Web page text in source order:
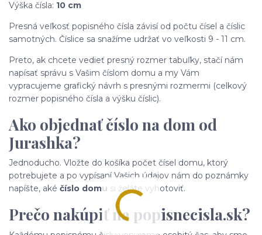
Výška čísla: 10 cm
Presná veľkosť popisného čísla závisí od počtu čísel a číslic
samotných. Číslice sa snažíme udržať vo veľkosti 9 - 11 cm.
Preto, ak chcete vedieť presný rozmer tabuľky, stačí nám
napísať správu s Vašim číslom domu a my Vám
vypracujeme grafický návrh s presnými rozmermi (celkový
rozmer popisného čísla a výšku číslic).
Ako objednať číslo na dom od
Jurashka?
Jednoducho. Vložte do košíka počet čísel domu, ktorý
potrebujete a po vypísaní Vašich údajov nám do poznámky
napíšte, aké číslo domu si želáte vyhotoviť.
Prečo nakúpiť na popisnecisla.sk?